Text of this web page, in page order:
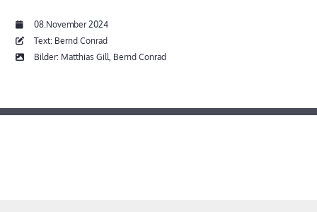
08.November 2024
Text: Bernd Conrad
Bilder: Matthias Gill, Bernd Conrad